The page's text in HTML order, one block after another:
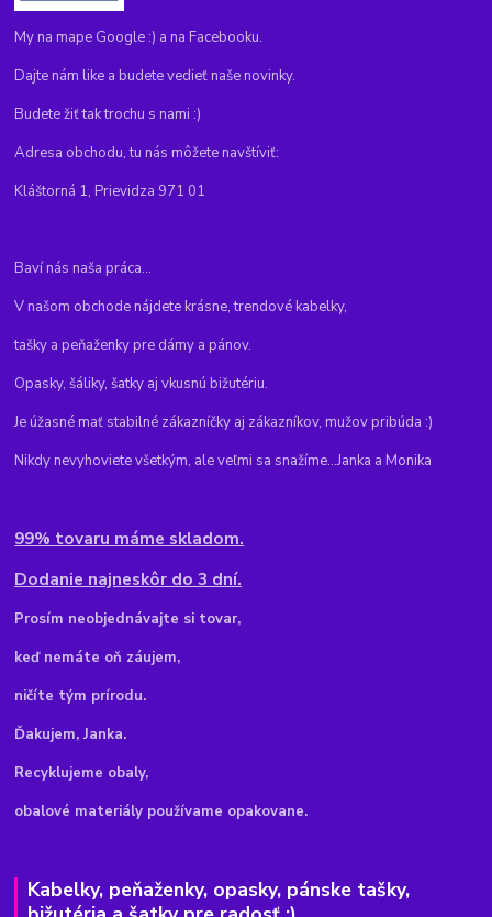
My na mape Google :) a na Facebooku.
Dajte nám like a budete vedieť naše novinky.
Budete žiť tak trochu s nami :)
Adresa obchodu, tu nás môžete navštíviť:
Kláštorná 1, Prievidza 971 01
Baví nás naša práca...
V našom obchode nájdete krásne, trendové kabelky,
tašky a peňaženky pre dámy a pánov.
Opasky, šáliky, šatky aj vkusnú bižutériu.
Je úžasné mať stabilné zákazníčky aj zákazníkov, mužov pribúda :)
Nikdy nevyhoviete všetkým, ale veľmi sa snažíme...Janka a Monika
99% tovaru máme skladom.
Dodanie najneskôr do 3 dní.
Prosím neobjednávajte si tovar,
keď nemáte oň záujem,
ničíte tým prírodu.
Ďakujem, Janka.
Recyklujeme obaly,
obalové materiály používame opakovane.
Kabelky, peňaženky, opasky, pánske tašky,